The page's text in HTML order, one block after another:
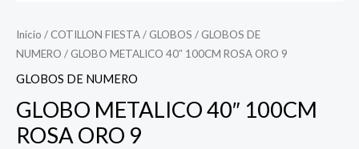
Inicio / COTILLON FIESTA/ GLOBOS / GLOBOS DE
NUMERO / GLOBO METALICO 40″ 100CM ROSA ORO 9
GLOBOS DE NUMERO
GLOBO METALICO 40″ 100CM
ROSA ORO 9